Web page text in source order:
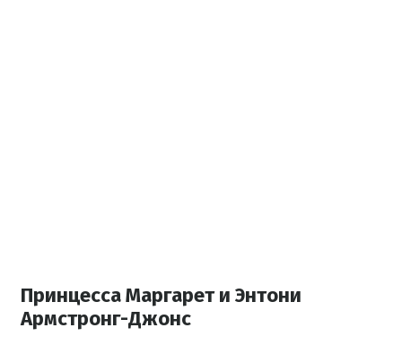
Принцесса Маргарет и Энтони
Армстронг-Джонс